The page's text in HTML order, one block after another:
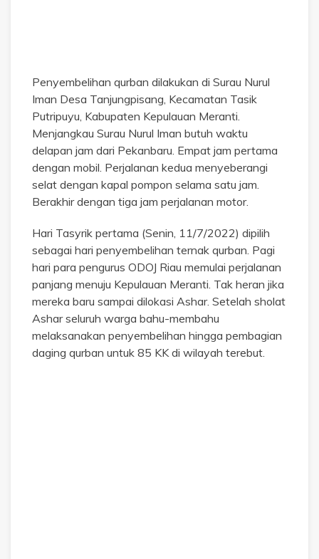
Penyembelihan qurban dilakukan di Surau Nurul
Iman Desa Tanjungpisang, Kecamatan Tasik
Putripuyu, Kabupaten Kepulauan Meranti.
Menjangkau Surau Nurul Iman butuh waktu
delapan jam dari Pekanbaru. Empat jam pertama
dengan mobil. Perjalanan kedua menyeberangi
selat dengan kapal pompon selama satu jam.
Berakhir dengan tiga jam perjalanan motor.
Hari Tasyrik pertama (Senin, 11/7/2022) dipilih
sebagai hari penyembelihan ternak qurban. Pagi
hari para pengurus ODOJ Riau memulai perjalanan
panjang menuju Kepulauan Meranti. Tak heran jika
mereka baru sampai dilokasi Ashar. Setelah sholat
Ashar seluruh warga bahu-membahu
melaksanakan penyembelihan hingga pembagian
daging qurban untuk 85 KK di wilayah terebut.